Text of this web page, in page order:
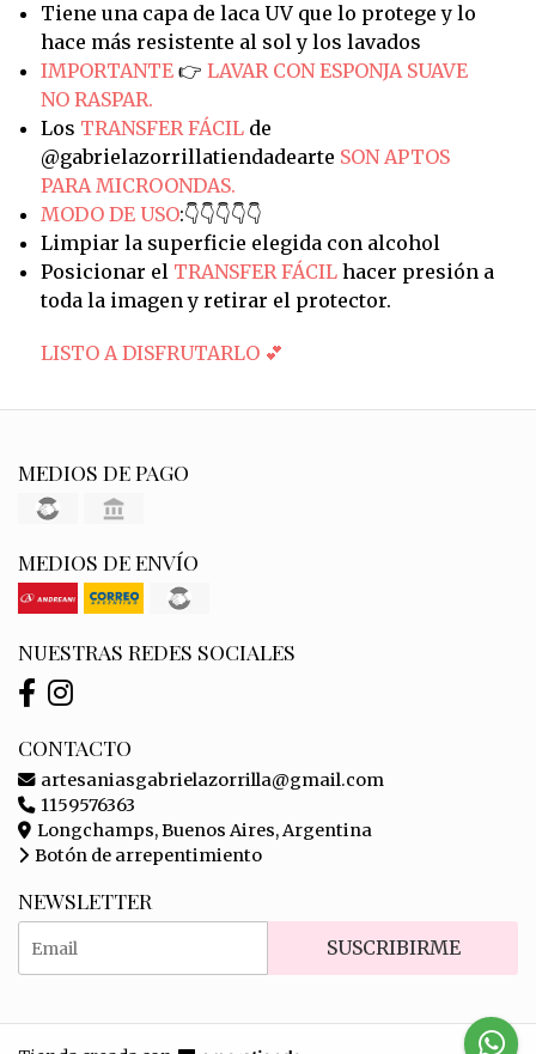
Tiene una capa de laca UV que lo protege y lo
hace más resistente al sol y los lavados
IMPORTANTE 👉 LAVAR CON ESPONJA SUAVE
NO RASPAR.
Los TRANSFER FÁCILde
@gabrielazorrillatiendadearte SON APTOS
PARA MICROONDAS.
MODO DE USO:👇👇👇👇👇
Limpiar la superficie elegida con alcohol
Posicionar el TRANSFER FÁCILhacer presión a
toda la imagen y retirar el protector.
LISTO A DISFRUTARLO 💕
MEDIOS DE PAGO
MEDIOS DE ENVÍO
NUESTRAS REDES SOCIALES
CONTACTO
artesaniasgabrielazorrilla@gmail.com
1159576363
Longchamps, Buenos Aires, Argentina
Botón de arrepentimiento
NEWSLETTER
SUSCRIBIRME